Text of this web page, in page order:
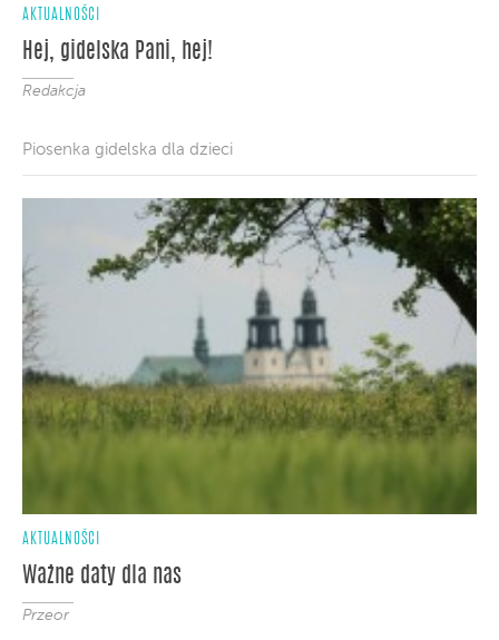
AKTUALNOŚCI
Hej, gidelska Pani, hej!
Redakcja
Piosenka gidelska dla dzieci
AKTUALNOŚCI
Ważne daty dla nas
Przeor